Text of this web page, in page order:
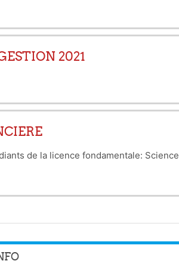
2021
de la licence fondamentale: